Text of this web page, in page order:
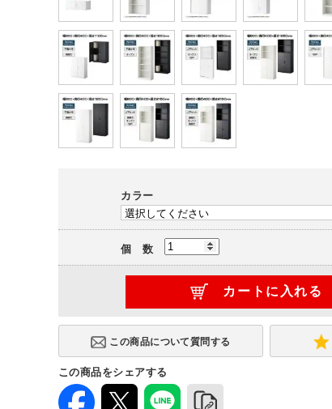
カラー
個 数
この商品をシェアする